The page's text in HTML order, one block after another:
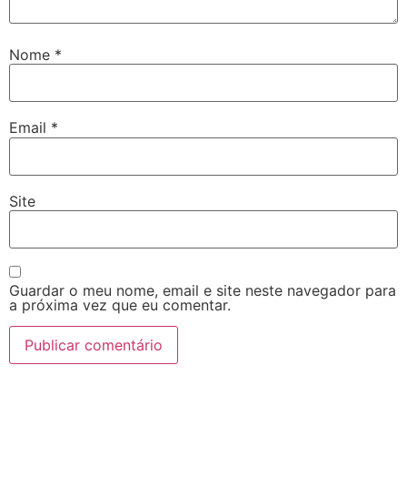
Nome *
Email *
Site
Guardar o meu nome, email e site neste navegador para
a próxima vez que eu comentar.